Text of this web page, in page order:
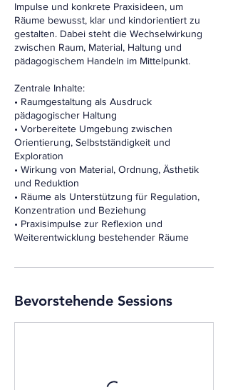
Impulse und konkrete Praxisideen, um
Räume bewusst, klar und kindorientiert zu
gestalten. Dabei steht die Wechselwirkung
zwischen Raum, Material, Haltung und
pädagogischem Handeln im Mittelpunkt.
Zentrale Inhalte:
• Raumgestaltung als Ausdruck
pädagogischer Haltung
• Vorbereitete Umgebung zwischen
Orientierung, Selbstständigkeit und
Exploration
• Wirkung von Material, Ordnung, Ästhetik
und Reduktion
• Räume als Unterstützung für Regulation,
Konzentration und Beziehung
• Praxisimpulse zur Reflexion und
Bevorstehende Sessions